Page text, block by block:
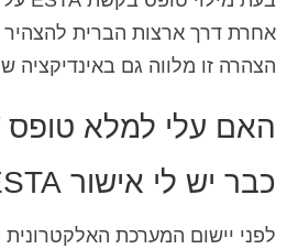
אחרת דרך ארצות הברית
הצהרה זו מלווה גם באינדיקציה
כבר יש לי אישור ESTA ?
לפני יישום המערכת